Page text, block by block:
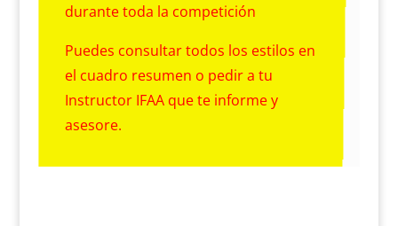
durante toda la competición
Puedes consultar todos los estilos en
el cuadro resumen o pedir a tu
Instructor IFAA que te informe y
asesore.